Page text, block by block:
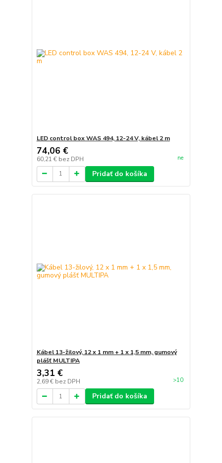
LED control box WAS 494, 12-24 V, kábel 2 m
74,06 €
60,21 € bez DPH ne
Pridať do košíka
Kábel 13-žilový, 12 x 1 mm + 1 x 1,5 mm, gumový
plášť MULTIPA
3,31 €
2,69 € bez DPH >10
Pridať do košíka